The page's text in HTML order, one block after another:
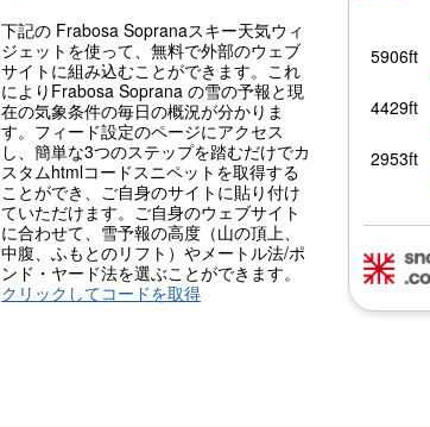
下記の Frabosa Sopranaスキー天気ウィ
ジェットを使って、無料で外部のウェブ
サイトに組み込むことができます。これ
によりFrabosa Soprana の雪の予報と現
在の気象条件の毎日の概況が分かりま
す。フィード設定のページにアクセス
し、簡単な3つのステップを踏むだけでカ
スタムhtmlコードスニペットを取得する
ことができ、ご自身のサイトに貼り付け
ていただけます。ご自身のウェブサイト
に合わせて、雪予報の高度（山の頂上、
中腹、ふもとのリフト）やメートル法/ポ
ンド・ヤード法を選ぶことができます。
クリックしてコードを取得